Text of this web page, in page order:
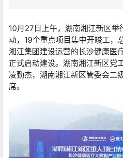
10月27日上午，湖南湘江新区举
动，19个重点项目集中开竣工，
湘江集团建设运营的长沙健康医
正式启动建设。湖南湘江新区党
凌勤杰，湖南湘江新区管委会二
席。